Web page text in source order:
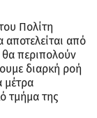
Πολίτη
από
περιπολούν
διαρκή ροή
μέτρα
τμήμα της